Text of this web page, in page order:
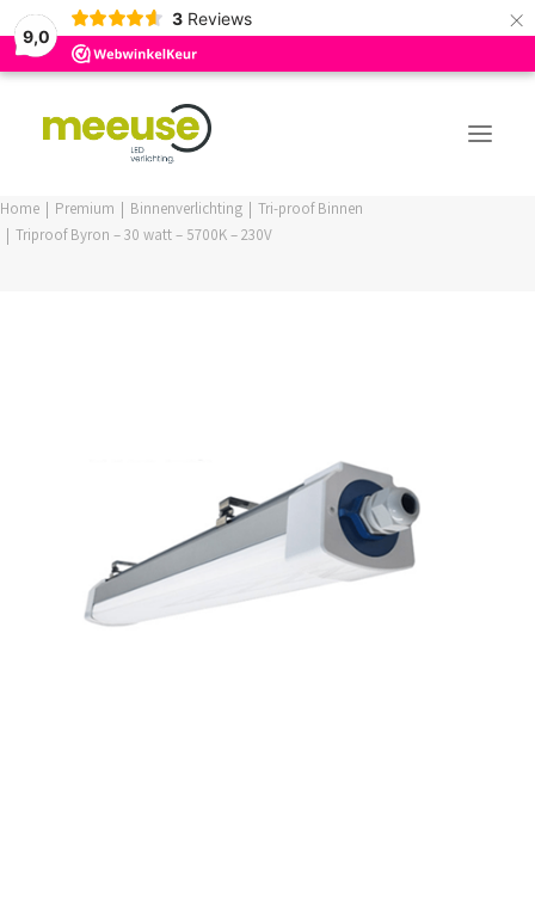
9,0
3 Reviews ×
LOGIN / REGISTER
WINKELWAGEN
Home Premium Binnenverlichting
Tri-proof Binnen
Triproof Byron – 30 watt – 5700K – 230V